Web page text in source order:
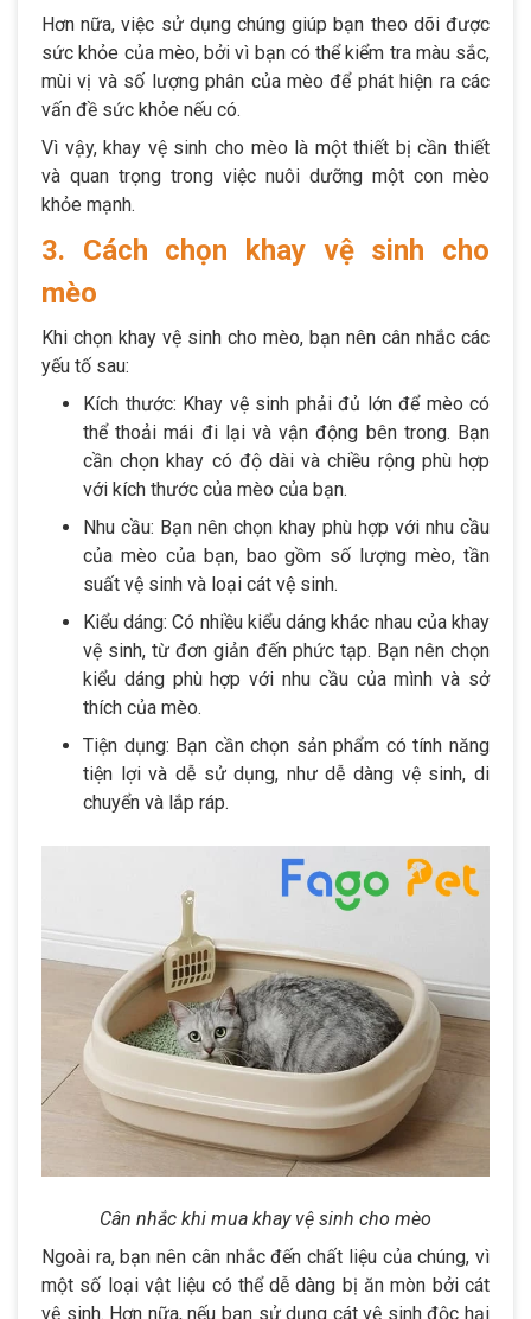
Hơn nữa, việc sử dụng chúng giúp bạn theo dõi được
sức khỏe của mèo, bởi vì bạn có thể kiểm tra màu sắc,
mùi vị và số lượng phân của mèo để phát hiện ra các
vấn đề sức khỏe nếu có.
Vì vậy, khay vệ sinh cho mèo là một thiết bị cần thiết
và quan trọng trong việc nuôi dưỡng một con mèo
khỏe mạnh.
3. Cách chọn khay vệ sinh cho
mèo
Khi chọn khay vệ sinh cho mèo, bạn nên cân nhắc các
yếu tố sau:
Kích thước: Khay vệ sinh phải đủ lớn để mèo có
thể thoải mái đi lại và vận động bên trong. Bạn
cần chọn khay có độ dài và chiều rộng phù hợp
với kích thước của mèo của bạn.
Nhu cầu: Bạn nên chọn khay phù hợp với nhu cầu
của mèo của bạn, bao gồm số lượng mèo, tần
suất vệ sinh và loại cát vệ sinh.
Kiểu dáng: Có nhiều kiểu dáng khác nhau của khay
vệ sinh, từ đơn giản đến phức tạp. Bạn nên chọn
kiểu dáng phù hợp với nhu cầu của mình và sở
thích của mèo.
Tiện dụng: Bạn cần chọn sản phẩm có tính năng
tiện lợi và dễ sử dụng, như dễ dàng vệ sinh, di
chuyển và lắp ráp.
Cân nhắc khi mua khay vệ sinh cho mèo
Ngoài ra, bạn nên cân nhắc đến chất liệu của chúng, vì
một số loại vật liệu có thể dễ dàng bị ăn mòn bởi cát
vệ sinh. Hơn nữa, nếu bạn sử dụng cát vệ sinh độc hại